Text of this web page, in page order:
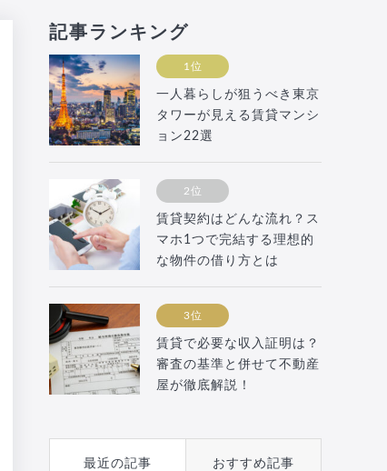
記事ランキング
1位
一人暮らしが狙うべき東京
タワーが見える賃貸マンシ
ョン22選
2位
賃貸契約はどんな流れ？ス
マホ1つで完結する理想的
な物件の借り方とは
3位
賃貸で必要な収入証明は？
審査の基準と併せて不動産
屋が徹底解説！
最近の記事 おすすめ記事